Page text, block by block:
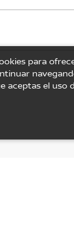
para
aceptas el uso